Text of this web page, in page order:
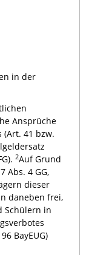
in der
Ansprüche
(Art. 41 bzw.
2Auf Grund
Abs. 4 GG,
dieser
daneben frei,
Schülern in
BayEUG)